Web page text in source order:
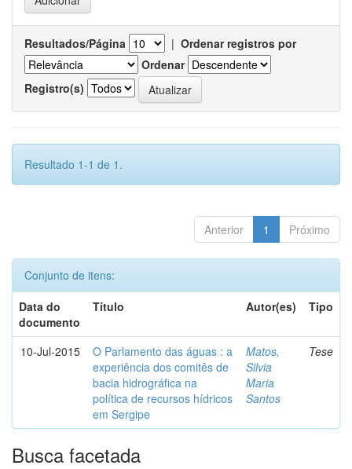
Resultados/Página | Ordenar registros por
Ordenar
Registro(s)
Resultado 1-1 de 1.
Anterior 1 Próximo
Conjunto de itens:
Data do
documento
Título Autor(es) Tipo
10-Jul-2015
O Parlamento das águas : a
experiência dos comitês de
bacia hidrográfica na
política de recursos hídricos
em Sergipe
Matos,
Silvia
Maria
Santos
Tese
Busca facetada